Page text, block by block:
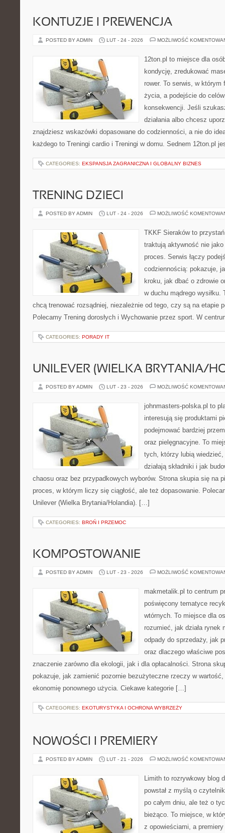
KONTUZJE I PREWENCJA
POSTED BY ADMIN LUT - 24 - 2026 MOŻLIWOŚĆ
12ton.pl to miejsce dla
kondycję, zredukować
rower. To serwis, w którym
życia, a podejście do
konsekwencji. Jeśli
działania albo chcesz
znajdziesz wskazówki dopasowane do codzienności, a nie do
każdego to Treningi cardio i Treningi w domu. Sednem 12ton.pl
CATEGORIES: EKSPANSJA ZAGRANICZNA I GLOBALNY BIZNES
TRENING DZIECI
POSTED BY ADMIN LUT - 24 - 2026 MOŻLIWOŚĆ
TKKF Sieraków to
traktują aktywność nie
proces. Serwis łączy
codziennością: pokazuje,
kroku, jak dbać o zdrowie
w duchu mądrego
chcą trenować rozsądniej, niezależnie od tego, czy są na etapie
Polecamy Trening dorosłych i Wychowanie przez sport. W
CATEGORIES: PORADY IT
UNILEVER (WIELKA BRYTANIA/
POSTED BY ADMIN LUT - 23 - 2026 MOŻLIWOŚĆ
johnmasters-polska.pl to
interesują się produktami
podejmować bardziej
oraz pielęgnacyjne. To
tych, którzy lubią wiedzieć,
działają składniki i jak
chaosu oraz bez przypadkowych wyborów. Strona skupia się na
proces, w którym liczy się ciągłość, ale też dopasowanie.
Unilever (Wielka Brytania/Holandia). […]
CATEGORIES: BROŃ I PRZEMOC
KOMPOSTOWANIE
POSTED BY ADMIN LUT - 23 - 2026 MOŻLIWOŚĆ
makmetalik.pl to centrum
poświęcony tematyce
wtórnych. To miejsce dla
rozumieć, jak działa rynek
odpady do sprzedaży, jak
oraz dlaczego właściwe
znaczenie zarówno dla ekologii, jak i dla opłacalności. Strona
pokazuje, jak zamienić pozornie bezużyteczne rzeczy w
ekonomię ponownego użycia. Ciekawe kategorie […]
CATEGORIES: EKOTURYSTYKA I OCHRONA WYBRZEŻY
NOWOŚCI I PREMIERY
POSTED BY ADMIN LUT - 21 - 2026 MOŻLIWOŚĆ
Limith to rozrywkowy blog
powstał z myślą o
po całym dniu, ale też o
bieżąco. To miejsce, w
z opowieściami, a